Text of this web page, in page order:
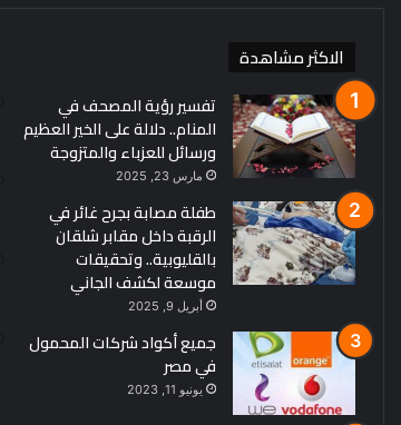
الاكثر مشاهدة
تفسير رؤية المصحف في
المنام.. دلالة على الخير العظيم
ورسائل للعزباء والمتزوجة
مارس 23, 2025
طفلة مصابة بجرح غائر في
الرقبة داخل مقابر شلقان
بالقليوبية.. وتحقيقات
موسعة لكشف الجاني
أبريل 9, 2025
جميع أكواد شركات المحمول
في مصر
يونيو 11, 2023